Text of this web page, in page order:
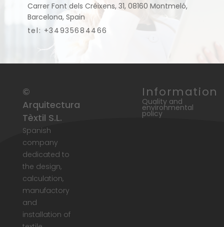
Carrer Font dels Créixens, 31, 08160 Montmeló,
Barcelona, Spain
tel: +34935684466
©
Arquitectura
Tèxtil S.L.
Spanish
company
dedicated to
the design,
calculation,
manufactory
and
installation of
Information
Quality and
environmental
policy